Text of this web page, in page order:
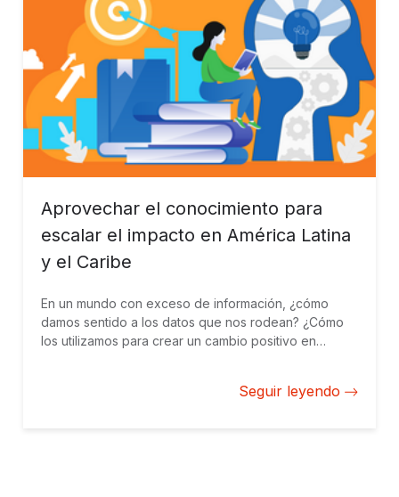
Aprovechar el conocimiento para
escalar el impacto en América Latina
y el Caribe
En un mundo con exceso de información, ¿cómo
damos sentido a los datos que nos rodean? ¿Cómo
los utilizamos para crear un cambio positivo en
construir un puente que conecta a las personas y los
Seguir leyendo